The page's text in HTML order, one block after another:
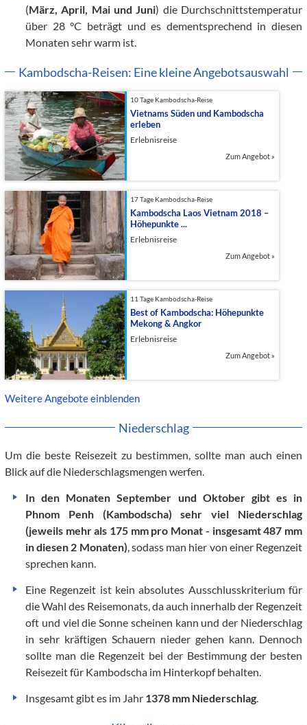
(März, April, Mai und Juni) die Durchschnittstemperatur
über 28 °C beträgt und es dementsprechend in diesen
Monaten sehr warm ist.
Kambodscha-Reisen: Eine kleine Angebotsauswahl
10 Tage Kambodscha-Reise
Vietnams Süden und Kambodscha
erleben
Erlebnisreise
Zum Angebot »
17 Tage Kambodscha-Reise
Kambodscha Laos Vietnam 2018 –
Höhepunkte ...
Erlebnisreise
Zum Angebot »
11 Tage Kambodscha-Reise
Best of Kambodscha: Höhepunkte
Mekong & Angkor
Erlebnisreise
Zum Angebot »
Weitere Angebote einblenden
Niederschlag
Um die beste Reisezeit zu bestimmen, sollte man auch einen
Blick auf die Niederschlagsmengen werfen.
In den Monaten September und Oktober gibt es in
Phnom Penh (Kambodscha) sehr viel Niederschlag
(jeweils mehr als 175 mm pro Monat - insgesamt 487 mm
in diesen 2 Monaten), sodass man hier von einer Regenzeit
sprechen kann.
Eine Regenzeit ist kein absolutes Ausschlusskriterium für
die Wahl des Reisemonats, da auch innerhalb der Regenzeit
oft und viel die Sonne scheinen kann und der Niederschlag
in sehr kräftigen Schauern nieder gehen kann. Dennoch
sollte man die Regenzeit bei der Bestimmung der besten
Reisezeit für Kambodscha im Hinterkopf behalten.
Insgesamt gibt es im Jahr 1378 mm Niederschlag.